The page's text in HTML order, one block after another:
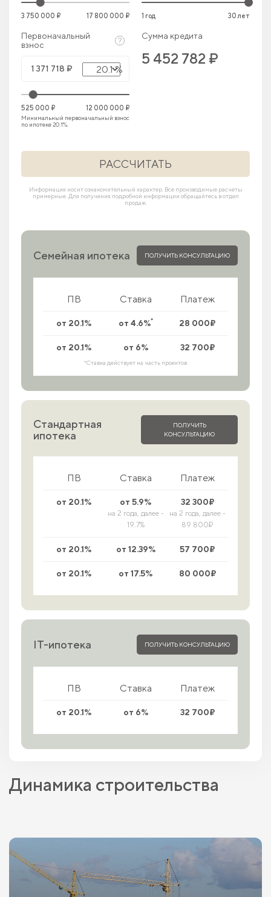
3 750 000 ₽ 17 800 000 ₽ 1 год 30 лет
Первоначальный
взнос
20.1 %
525 000 ₽
12 000 000 ₽
Минимальный первоначальный взнос
по ипотеке 20.1%.
Сумма кредита
5 452 782 ₽
РАССЧИТАТЬ
Информация носит ознакомительный характер. Все производимые расчеты
примерные. Для получения подробной информации обращайтесь в отдел
продаж.
Семейная ипотека ПОЛУЧИТЬ КОНСУЛЬТАЦИЮ
ПВ Ставка Платеж
от 20.1% от 4.6%* 28 000₽
от 20.1% от 6% 32 700₽
*Ставка действует на часть проектов
Стандартная
ипотека
ПОЛУЧИТЬ
КОНСУЛЬТАЦИЮ
ПВ Ставка Платеж
от 20.1% от 5.9%
на 2 года, далее -
19.7%
32 300₽
на 2 года, далее -
89 800₽
от 20.1% от 12.39% 57 700₽
от 20.1% от 17.5% 80 000₽
IT-ипотека ПОЛУЧИТЬ КОНСУЛЬТАЦИЮ
ПВ Ставка Платеж
от 20.1% от 6% 32 700₽
Динамика строительства